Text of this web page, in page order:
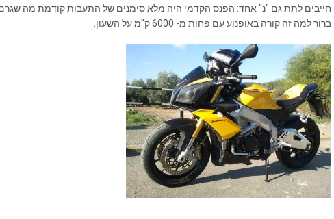
חייבים לתת גם "נ" אחד: הפנס הקדמי היה מלא סימנים של התעבות קודמת מה
ברור למה זה קורה באופנוע עם פחות מ- 6000 ק"מ על השעון.